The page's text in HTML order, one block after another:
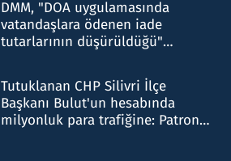
DMM, "DOA uygulamasında
vatandaşlara ödenen iade
tutarlarının düşürüldüğü"
Tutuklanan CHP Silivri İlçe
Başkanı Bulut'un hesabında
milyonluk para trafiğine: Patron